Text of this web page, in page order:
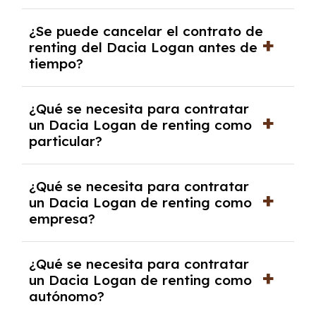
tendrás que pagar ningún tipo de entrada
salvo en casos que lo exija el proveedor
debido al resultado del estudio de viabilidad
económica.
¿Se puede cancelar el contrato de
renting del Dacia Logan antes de
tiempo?
pero puede haber penalizaciones por
cancelación anticipada. Es importante revisar
las condiciones del contrato y hablar con un
experto que te asesore.
¿Qué se necesita para contratar
un Dacia Logan de renting como
particular?
y, en algunos casos, una consulta de solvencia
crediticia y un pago inicial.
¿Qué se necesita para contratar
un Dacia Logan de renting como
empresa?
documentación financiera y, en algunos
casos, un informe de solvencia de la empresa
y un pago inicial.
¿Qué se necesita para contratar
un Dacia Logan de renting como
autónomo?